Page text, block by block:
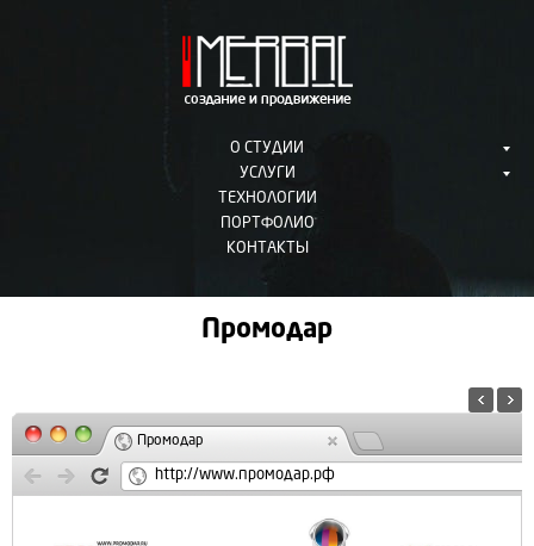
О СТУДИИ
УСЛУГИ
ТЕХНОЛОГИИ
ПОРТФОЛИО
КОНТАКТЫ
Промодар
Промодар
http://www.промодар.рф